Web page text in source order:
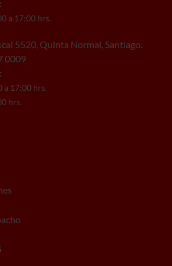
a 17:00 hrs.
5520, Quinta Normal, Santiago.
0009
a 17:00 hrs.
hrs.